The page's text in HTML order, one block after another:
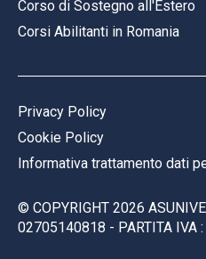
Corso di Sostegno all'Estero
Corsi Abilitanti in Romania
© COPYRIGHT 2026
02705140818 - PARTITA IVA
Privacy Policy
Cookie Policy
Informativa trattamento dati